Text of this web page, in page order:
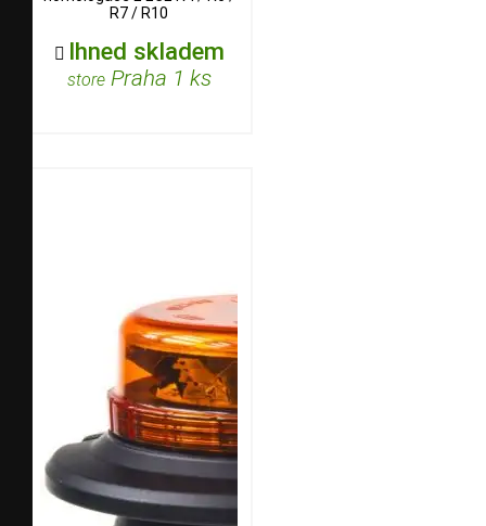
R7 / R10
 Ihned skladem
storePraha 1 ks